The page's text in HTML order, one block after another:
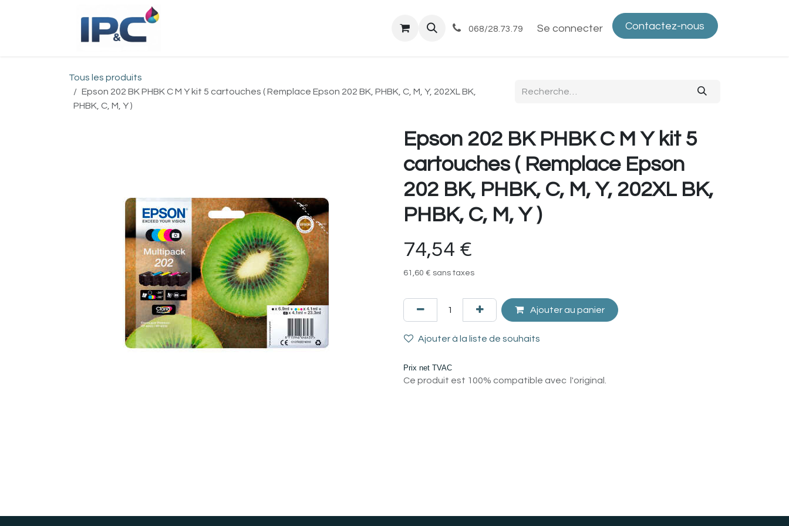
Commandes et livraisons Contactez-nous Politique de confidentialité
068/28.73.79 Se connecter Contactez-nous
Tous les produits
Epson 202 BK PHBK C M Y kit 5 cartouches ( Remplace Epson 202 BK, PHBK, C, M, Y, 202XL BK,
PHBK, C, M, Y )
Epson 202 BK PHBK C M Y kit 5
cartouches ( Remplace Epson
202 BK, PHBK, C, M, Y, 202XL BK,
PHBK, C, M, Y )
74,54 €
61,60 € sans taxes
Ajouter au panier
Ajouter à la liste de souhaits
Prix net TVAC
Ce produit est 100% compatible avec l'original.